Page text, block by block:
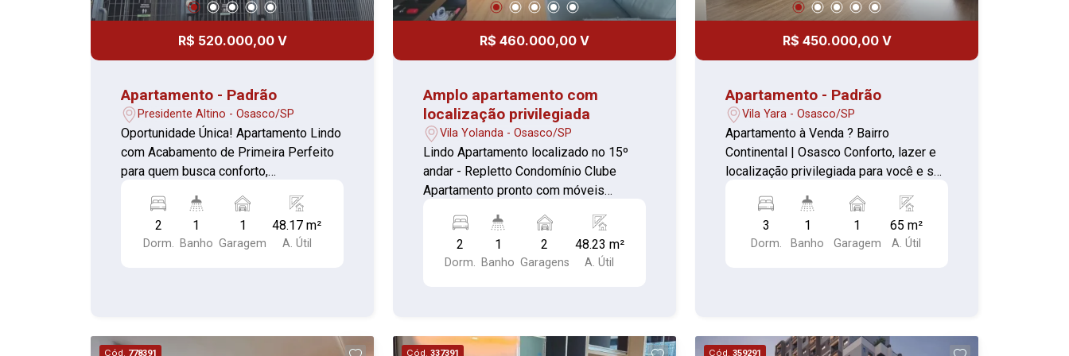
apartamento em Jaguaribe é a escolha
vida, unindo tranquilidade residencial e
confirme!
R$ 520.000,00 V
Apartamento - Padrão
Presidente Altino - Osasco/SP
Oportunidade Única! Apartamento Lindo
com Acabamento de Primeira Perfeito
para quem busca conforto,
dormitórios Sala aconchegante Cozinha
com armários planejados, cooktop e
forno Banheiro 1 vaga de garagem
2
Dorm.
1
Banho
1
Garagem
48.17 m²
A. Útil
R$ 460.000,00 V
Amplo apartamento com
localização privilegiada
Vila Yolanda - Osasco/SP
Lindo Apartamento localizado no 15º
andar - Repletto Condomínio Clube
Apartamento pronto com móveis
de gás para churrasqueira. Composto
Banheiro com box de vidro Área de
para alongamento, pista de cooper,
2
Dorm.
1
Banho
2
Garagens
48.23 m²
A. Útil
R$ 450.000,00 V
Apartamento - Padrão
Vila Yara - Osasco/SP
Apartamento à Venda ? Bairro
Continental | Osasco Conforto, lazer e
localização privilegiada para você e sua
coração do bairro Continental, em
Osasco. Este apartamento oferece
ambientes bem distribuídos, ideal para
funcional, perfeito para o dia a dia.
3
Dorm.
1
Banho
1
Garagem
65 m²
A. Útil
Cód. 778391 Cód. 337391 Cód. 359291